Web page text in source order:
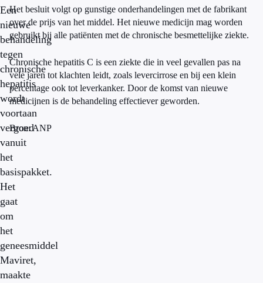
Een
nieuwe
behandeling
tegen
chronische
hepatitis
wordt
voortaan
vergoed
vanuit
het
basispakket.
Het
gaat
om
het
geneesmiddel
Maviret,
maakte
Het besluit volgt op gunstige onderhandelingen met de fabrikant
over de prijs van het middel. Het nieuwe medicijn mag worden
gebruikt bij alle patiënten met de chronische besmettelijke ziekte.
Chronische hepatitis C is een ziekte die in veel gevallen pas na
vele jaren tot klachten leidt, zoals levercirrose en bij een klein
percentage ook tot leverkanker. Door de komst van nieuwe
medicijnen is de behandeling effectiever geworden.
Bron: ANP